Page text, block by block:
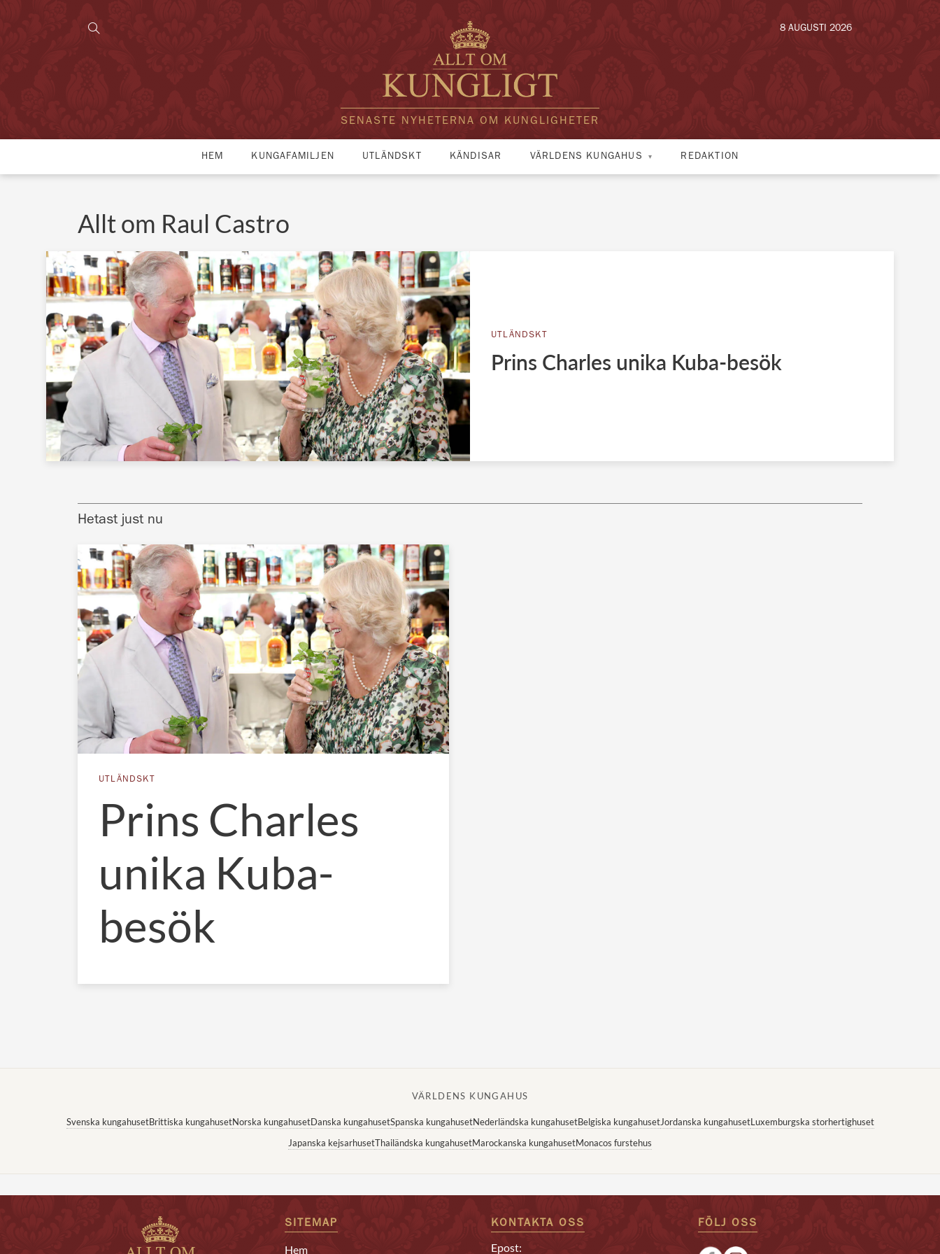
SENASTE NYHETERNA OM KUNGLIGHETER
8 AUGUSTI 2026
HEM KUNGAFAMILJEN UTLÄNDSKT KÄNDISAR VÄRLDENS KUNGAHUS REDAKTION
Allt om Raul Castro
UTLÄNDSKT
Prins Charles unika Kuba-besök
Hetast just nu
UTLÄNDSKT
Prins Charles
unika Kuba-
besök
VÄRLDENS KUNGAHUS
Svenska kungahusetBrittiska kungahusetNorska kungahusetDanska kungahusetSpanska kungahusetNederländska kungahusetBelgiska kungahusetJordanska kungahusetLuxemburgska storhertighuset
Japanska kejsarhusetThailändska kungahusetMarockanska kungahusetMonacos furstehus
SITEMAP
Hem
KONTAKTA OSS
Epost:
FÖLJ OSS